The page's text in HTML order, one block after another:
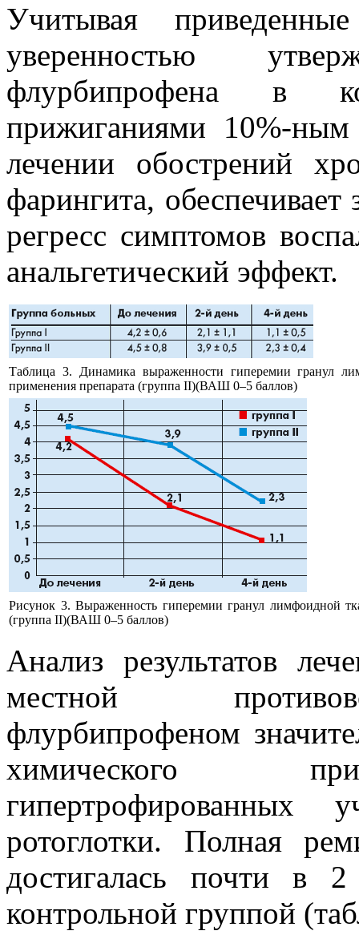
Учитывая
уверенностью
флурбипрофена в
прижиганиями 10%-ным
лечении обострений
фарингита,
регресс симптомов
анальгетический эффект.
Таблица 3. Динамика выраженности гиперемии гранул
применения препарата (группа II)(ВАШ 0–5 баллов)
Рисунок 3. Выраженность гиперемии гранул лимфоидной
(группа II)(ВАШ 0–5 баллов)
Анализ результатов
местной
флурбипрофеном
химического
гипертрофированных
ротоглотки. Полная
достигалась почти в
контрольной группой